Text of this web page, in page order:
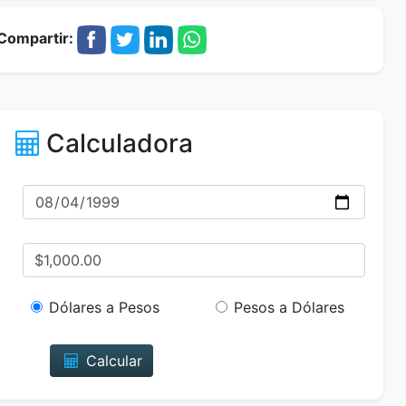
Calculadora
Dólares a Pesos Pesos a Dólares
Calcular